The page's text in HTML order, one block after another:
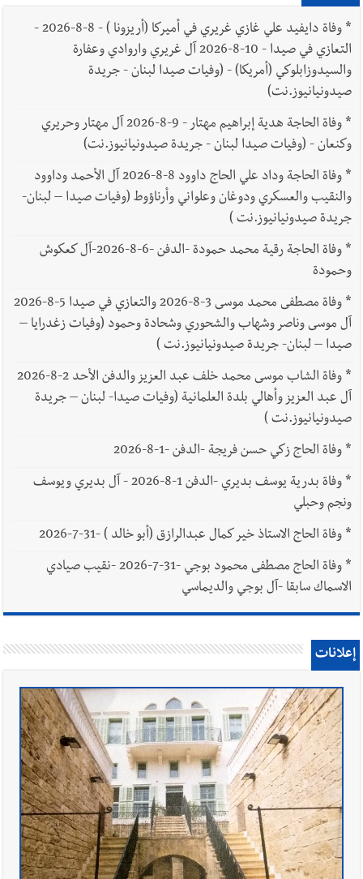
*
وفاة دايفيد علي غازي غريري في أميركا (أريزونا ) - 8-8-2026 -
التعازي في صيدا - 10-8-2026 آل غريري واروادي وعفارة
والسيدوزابلوكي (أمريكا) - (وفيات صيدا لبنان - جريدة
صيدونيانيوز.نت)
*
وفاة الحاجة هدية إبراهيم مهتار - 9-8-2026 آل مهتار وحريري
وكنعان - (وفيات صيدا لبنان - جريدة صيدونيانيوز.نت)
*
وفاة الحاجة وداد علي الحاج داوود 8-8-2026 آل الأحمد وداوود
والنقيب والعسكري ودوغان وعلواني وأرناؤوط (وفيات صيدا – لبنان-
جريدة صيدونيانيوز.نت )
*
وفاة الحاجة رقية محمد حمودة -الدفن -6-8-2026-آل كعكوش
وحمودة
*
وفاة مصطفى محمد موسى 3-8-2026 والتعازي في صيدا 5-8-2026
آل موسى وناصر وشهاب والشحوري وشحادة وحمود (وفيات زغدرايا –
صيدا – لبنان- جريدة صيدونيانيوز.نت )
*
وفاة الشاب موسى محمد خلف عبد العزيز والدفن الأحد 2-8-2026
آل عبد العزيز وأهالي بلدة العلمانية (وفيات صيدا- لبنان – جريدة
صيدونيانيوز.نت )
*وفاة الحاج زكي حسن فريجة -الدفن -1-8-2026
*
وفاة بدرية يوسف بديري -الدفن 1-8-2026 - آل بديري ويوسف
ونجم وحبلي
*وفاة الحاج الاستاذ خير كمال عبدالرازق (أبو خالد ) -31-7-2026
*
وفاة الحاج مصطفى محمود بوجي -31-7-2026 -نقيب صيادي
الاسماك سابقا -آل بوجي والديماسي
إعلانات